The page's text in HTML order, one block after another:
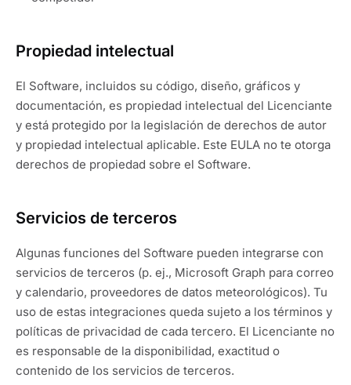
Propiedad intelectual
El Software, incluidos su código, diseño, gráficos y
documentación, es propiedad intelectual del Licenciante
y está protegido por la legislación de derechos de autor
y propiedad intelectual aplicable. Este EULA no te otorga
derechos de propiedad sobre el Software.
Servicios de terceros
Algunas funciones del Software pueden integrarse con
servicios de terceros (p. ej., Microsoft Graph para correo
y calendario, proveedores de datos meteorológicos). Tu
uso de estas integraciones queda sujeto a los términos y
políticas de privacidad de cada tercero. El Licenciante no
es responsable de la disponibilidad, exactitud o
contenido de los servicios de terceros.